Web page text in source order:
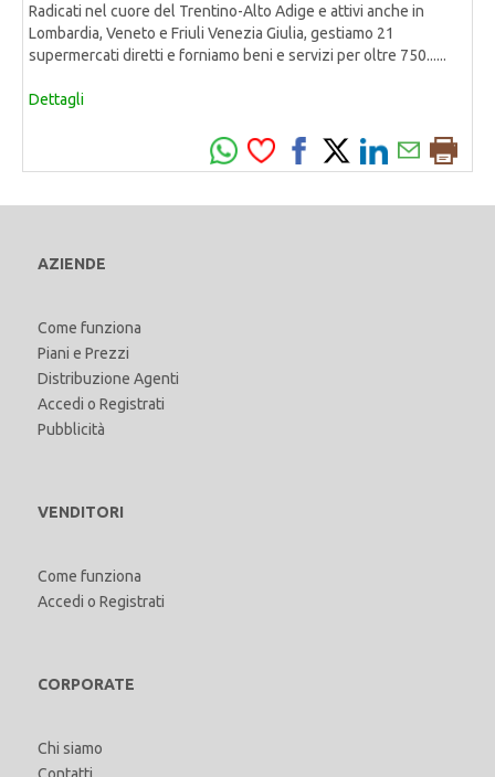
Radicati nel cuore del Trentino-Alto Adige e attivi anche in
Lombardia, Veneto e Friuli Venezia Giulia, gestiamo 21
supermercati diretti e forniamo beni e servizi per oltre 750......
Dettagli
AZIENDE
Come funziona
Piani e Prezzi
Distribuzione Agenti
Accedi o Registrati
Pubblicità
VENDITORI
Come funziona
Accedi o Registrati
CORPORATE
Chi siamo
Contatti